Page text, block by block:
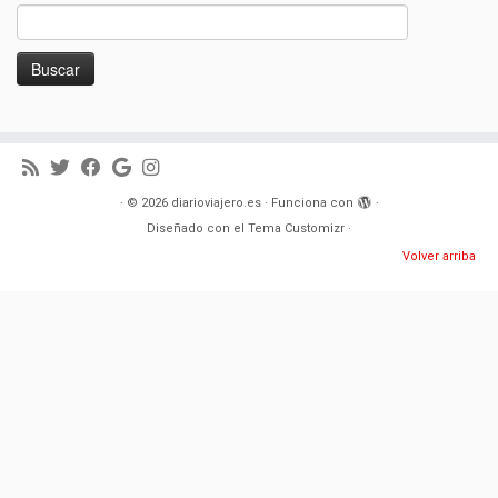
· © 2026 diarioviajero.es· Funciona con
·
Diseñado con el Tema Customizr ·
Volver arriba